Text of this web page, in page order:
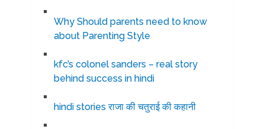
Why Should parents need to know
about Parenting Style
kfc’s colonel sanders – real story
behind success in hindi
hindi stories राजा की चतुराई की कहानी